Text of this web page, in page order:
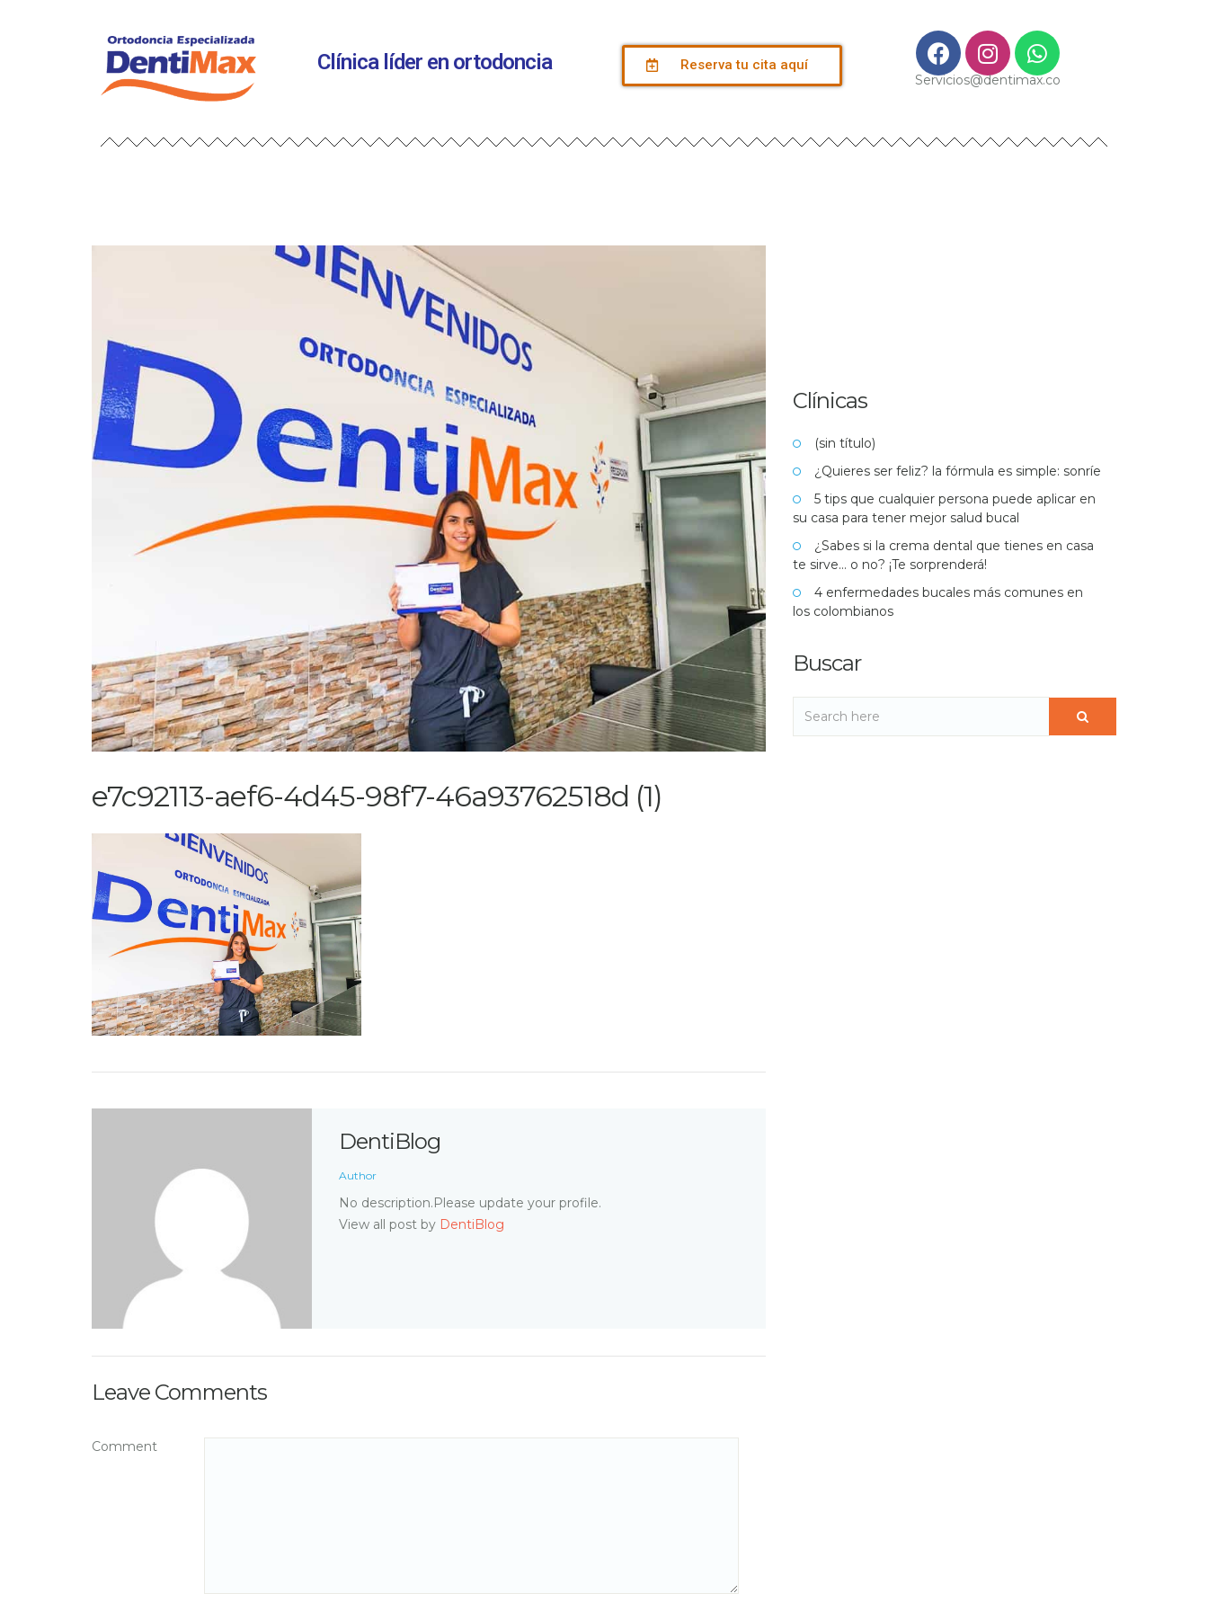
Clínica líder en ortodoncia
Reserva tu cita aquí
Servicios@dentimax.co
e7c92113-aef6-4d45-98f7-46a93762518d (1)
DentiBlog
Author
No description.Please update your profile.
View all post by DentiBlog
Leave Comments
Comment
Clínicas
(sin título)
¿Quieres ser feliz? la fórmula es simple: sonríe
5 tips que cualquier persona puede aplicar en
su casa para tener mejor salud bucal
¿Sabes si la crema dental que tienes en casa
te sirve… o no? ¡Te sorprenderá!
4 enfermedades bucales más comunes en
los colombianos
Buscar